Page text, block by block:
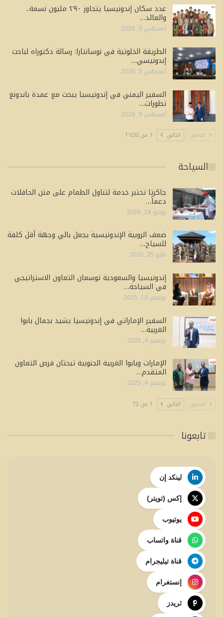
عدد سكان إندونيسيا يتجاوز ٢٩٠ مليون نسمة..
والعائد…
أغسطس 9, 2026
الطريقة الخلوتية في نوسانتارا: رسالة دكتوراه لباحث
إندونيسي…
أغسطس 9, 2026
السفير اليمني في إندونيسيا يبحث مع عمدة باندونغ
تطورات…
أغسطس 9, 2026
السابق التالي 1 من 1٬632
السياحة
جاكرتا تختبر خدمة لتناول الطعام على متن الحافلات
دعماً…
يوليو 24, 2026
ضعف الروبية الإندونيسية يجعل بالي وجهة أقل كلفة
للسياح…
مايو 25, 2026
إندونيسيا والسعودية توسعان التعاون الاستراتيجي
في السياحة…
نوفمبر 10, 2025
السفير الإماراتي في إندونيسيا يشيد بجمال بابوا
الغربية…
نوفمبر 4, 2025
الإمارات وبابوا الغربية الجنوبية تبحثان فرص التعاون
المتقدم…
نوفمبر 4, 2025
السابق التالي 1 من 72
تابعونا
لينكد إن
إكس (تويتر)
يوتيوب
قناة واتساب
قناة تيليجرام
إنستغرام
ثريدز